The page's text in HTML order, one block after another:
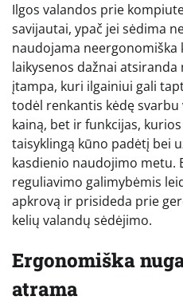
Ilgos valandos prie
savijautai, ypač jei sėdima
naudojama neergonomiška
laikysenos dažnai
įtampa, kuri ilgainiui gali
todėl renkantis kėdę
kainą, bet ir funkcijas,
taisyklingą kūno padėtį bei
kasdienio naudojimo metu.
reguliavimo galimybėmis
apkrovą ir prisideda prie
kelių valandų sėdėjimo.
Ergonomiška
atrama